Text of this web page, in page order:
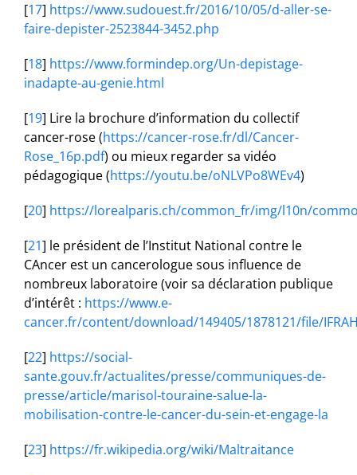
[17] https://www.sudouest.fr/2016/10/05/d-aller-se-
faire-depister-2523844-3452.php
[18] https://www.formindep.org/Un-depistage-
inadapte-au-genie.html
[19] Lire la brochure d’information du collectif
cancer-rose (https://cancer-rose.fr/dl/Cancer-
Rose_16p.pdf) ou mieux regarder sa vidéo
pédagogique (https://youtu.be/oNLVPo8WEv4)
[20] https://lorealparis.ch/common_fr/img/l10n/
[21] le président de l’Institut National contre le
CAncer est un cancerologue sous influence de
nombreux laboratoire (voir sa déclaration publique
d’intérêt : https://www.e-
cancer.fr/content/download/149405/1878121/file/
[22] https://social-
sante.gouv.fr/actualites/presse/communiques-de-
presse/article/marisol-touraine-salue-la-
mobilisation-contre-le-cancer-du-sein-et-engage-la
[23] https://fr.wikipedia.org/wiki/Maltraitance